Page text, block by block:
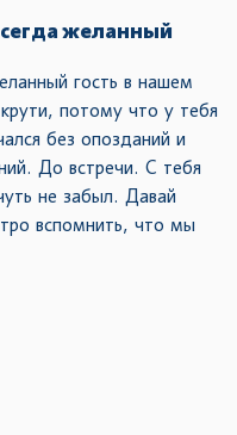
желанный
гость в нашем
потому что у тебя
без опозданий и
До встречи. С тебя
не забыл. Давай
вспомнить, что мы